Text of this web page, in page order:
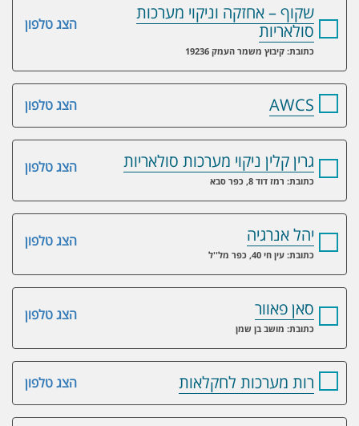
הצג טלפון
שקוף – אחזקה וניקוי מערכות
סולאריות
כתובת: קיבוץ משמר העמק 19236
הצג טלפון AWCS
הצג טלפון גרין קלין ניקוי מערכות סולאריות
כתובת: רמז דוד 8, כפר סבא
הצג טלפון יהל אנרגיה
כתובת: עין חי 40, כפר מל''ל
הצג טלפון סאן פאוור
כתובת: מושב בן שמן
הצג טלפון רות מערכות לחקלאות